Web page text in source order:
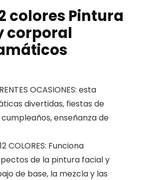
colores Pintura
corporal
OCASIONES: esta
divertidas, fiestas de
enseñanza de
COLORES: Funciona
de la pintura facial y
de base, la mezcla y las